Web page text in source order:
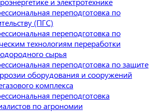
переподготовка по
(ПГС)
переподготовка по
технологиям переработки
сырья
переподготовка по защите
оборудования и сооружений
комплекса
переподготовка
по агрономии